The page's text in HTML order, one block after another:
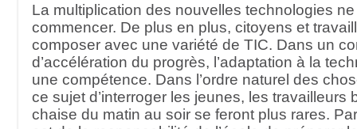
La multiplication des nouvelles technologies
commencer. De plus en plus, citoyens et
composer avec une variété de TIC. Dans un
d’accélération du progrès, l’adaptation à la
une compétence. Dans l’ordre naturel des
ce sujet d’interroger les jeunes, les travailleurs
chaise du matin au soir se feront plus rares.